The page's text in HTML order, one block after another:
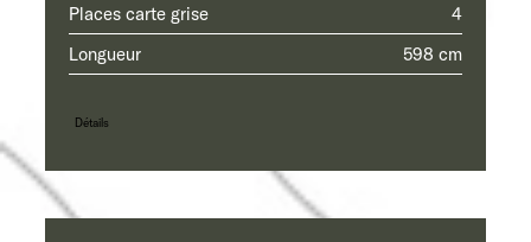
Places carte grise
4
Longueur
598 cm
Détails